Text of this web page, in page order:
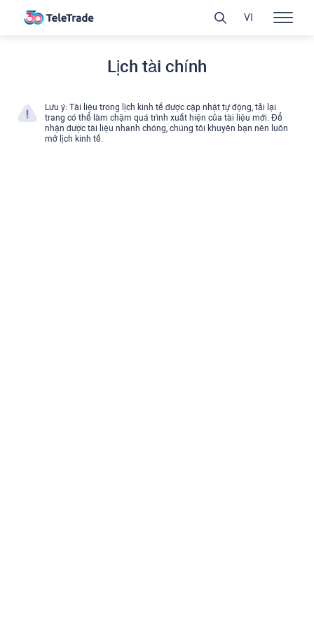
Lịch tài chính
Lưu ý: Tài liệu trong lịch kinh tế được cập nhật tự động, tải lại
trang có thể làm chậm quá trình xuất hiện của tài liệu mới. Để
nhận được tài liệu nhanh chóng, chúng tôi khuyên bạn nên luôn
mở lịch kinh tế.
VI